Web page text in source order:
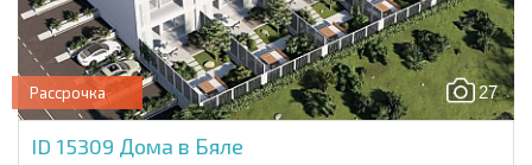
27
Рассрочка
ID 15309 Дома в Бяле